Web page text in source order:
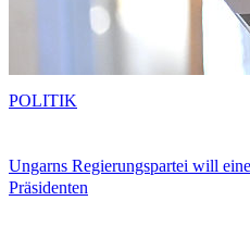
Ungarns Regierungspartei will
Präsidenten
POLITIK